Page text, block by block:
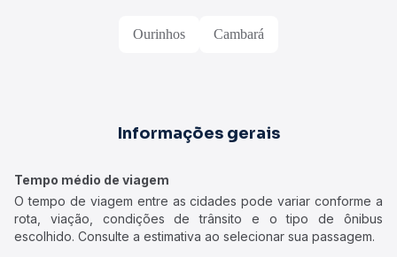
Ourinhos Cambará
Informações gerais
Tempo médio de viagem
O tempo de viagem entre as cidades pode variar conforme a
rota, viação, condições de trânsito e o tipo de ônibus
escolhido. Consulte a estimativa ao selecionar sua passagem.